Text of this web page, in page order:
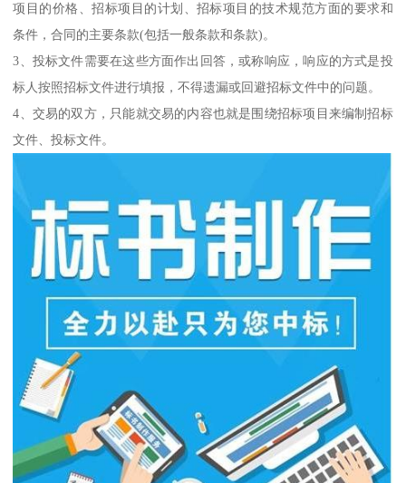
项目的价格、招标项目的计划、招标项目的技术规范方面的要求和
条件，合同的主要条款(包括一般条款和条款)。
3、投标文件需要在这些方面作出回答，或称响应，响应的方式是投
标人按照招标文件进行填报，不得遗漏或回避招标文件中的问题。
4、交易的双方，只能就交易的内容也就是围绕招标项目来编制招标
文件、投标文件。